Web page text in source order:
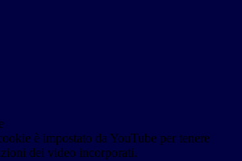
è impostato da YouTube per tenere
dei video incorporati.